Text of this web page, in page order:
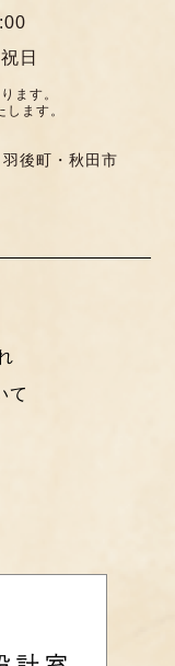
日
ます。
ます。
後町・秋田市
て